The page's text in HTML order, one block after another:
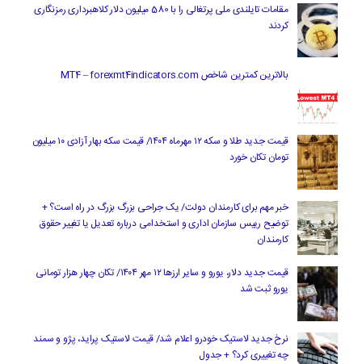
مقامات تایلندی ملی پرتغالی را با 580 میلیون دلار کلاهبرداری رمزنگاری
کردند
بالاترین کمترین شاخص MT4 – forexmt4indicators.com
قیمت جدید طلا و سکه ۱۲ مهرماه ۱۴۰۴/ قیمت سکه بهار آزادی ۱۰ میلیون
تومان تکان خورد
خبر مهم برای کارمندان دولت/ یک جراحی بزرگ بزرگ در راه است؟ +
توضیح رییس سازمان اداری و استخدامی درباره تعدیل یا تغییر حقوق
کارمندان
قیمت جدید دلار، یورو و سایر ارزها ۱۲ مهر ۱۴۰۴/ تکان چهار هزار تومانی
یورو ثبت شد
نرخ جدید لاستیک خودرو اعلام شد/ قیمت لاستیک پراید، پژو و سمند
چه تغییری کرد؟ + جدول